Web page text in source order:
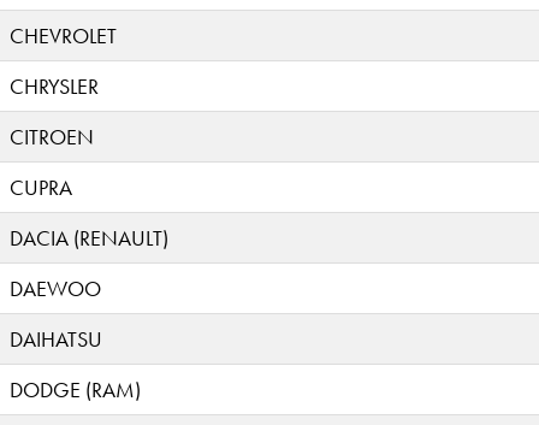
CHEVROLET
CHRYSLER
CITROEN
CUPRA
DACIA (RENAULT)
DAEWOO
DAIHATSU
DODGE (RAM)